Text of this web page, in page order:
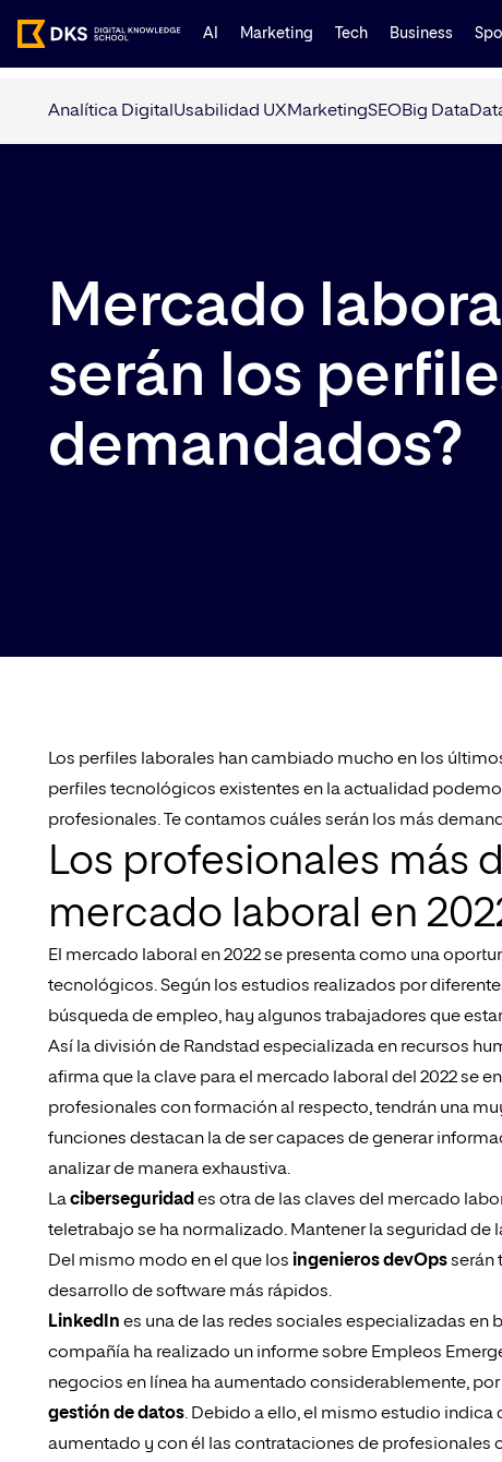
AI Marketing Tech Business
Analítica Digital Usabilidad UXMarketingSEOBig Data
Mercado
serán los
demandados?
Los perfiles laborales han cambiado mucho en los
perfiles tecnológicos existentes en la actualidad
profesionales. Te contamos cuáles serán los más
Los profesionales más
mercado laboral en
El mercado laboral en 2022 se presenta como una
tecnológicos. Según los estudios realizados por
búsqueda de empleo, hay algunos trabajadores que
Así la división de Randstad especializada en recursos
afirma que la clave para el mercado laboral del 2022 se
profesionales con formación al respecto, tendrán una
funciones destacan la de ser capaces de generar
analizar de manera exhaustiva.
Laciberseguridad es otra de las claves del mercado
teletrabajo se ha normalizado. Mantener la seguridad
Del mismo modo en el que los ingenieros devOpsserán
desarrollo de software más rápidos.
LinkedIn es una de las redes sociales especializadas
compañía ha realizado un informe sobre Empleos
negocios en línea ha aumentado considerablemente,
gestión de datos. Debido a ello, el mismo estudio indica
aumentado y con él las contrataciones de profesionales